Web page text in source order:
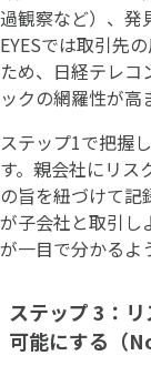
過観察など）、発
EYESでは取引先
ため、日経テレコ
ックの網羅性が高
ステップ1で把握
す。親会社にリス
の旨を紐づけて記
が子会社と取引し
が一目で分かるよ
ステップ 3：
可能にする（